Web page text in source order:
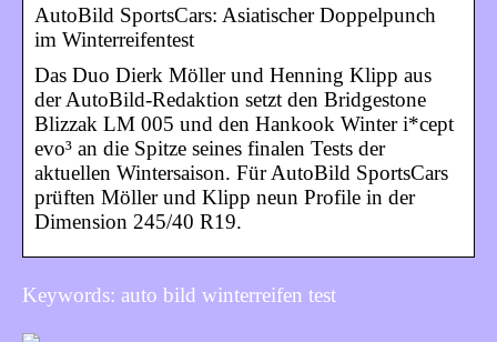
AutoBild SportsCars: Asiatischer Doppelpunch
im Winterreifentest
Das Duo Dierk Möller und Henning Klipp aus
der AutoBild-Redaktion setzt den Bridgestone
Blizzak LM 005 und den Hankook Winter i*cept
evo³ an die Spitze seines finalen Tests der
aktuellen Wintersaison. Für AutoBild SportsCars
prüften Möller und Klipp neun Profile in der
Dimension 245/40 R19.
Keywords: auto bild winterreifen test